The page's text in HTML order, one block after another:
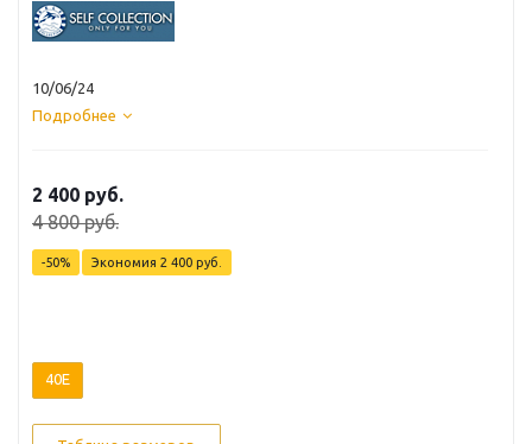
10/06/24
Подробнее
2 400 руб.
4 800 руб.
-50% Экономия 2 400 руб.
40E